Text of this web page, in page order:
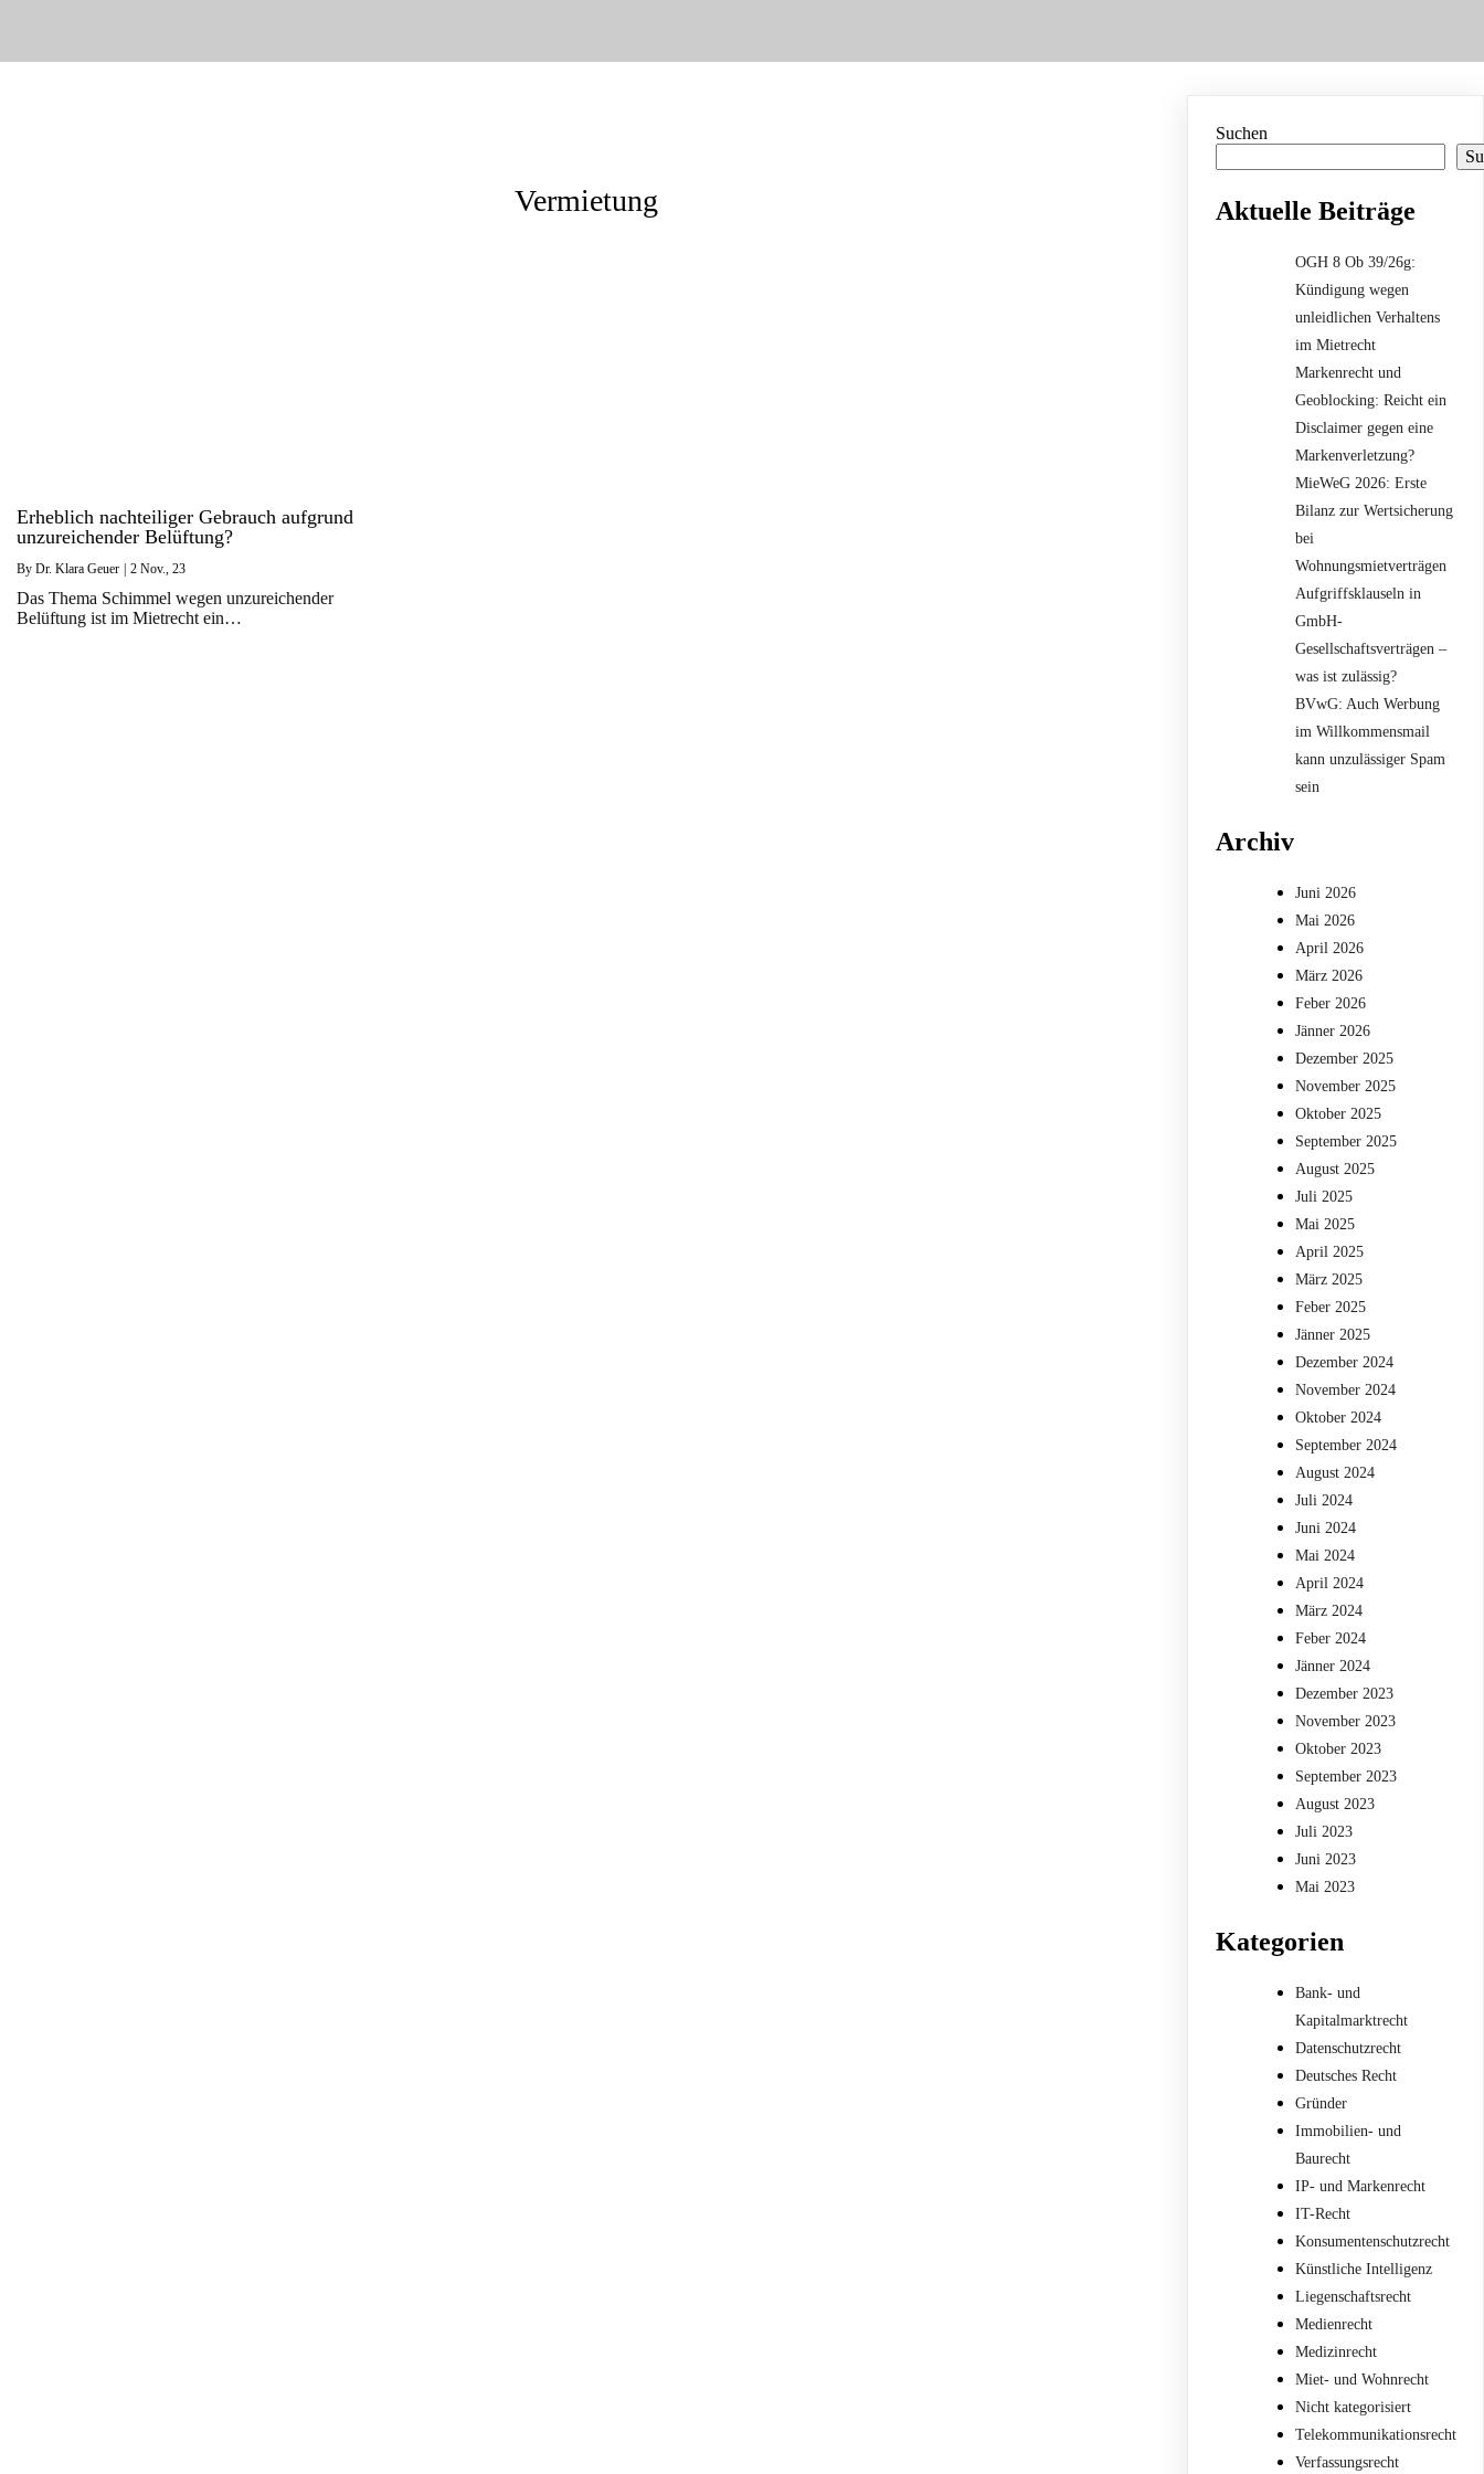
Vermietung
Erheblich nachteiliger Gebrauch aufgrund
unzureichender Belüftung?
By Dr. Klara Geuer | 2 Nov., 23
Das Thema Schimmel wegen unzureichender
Belüftung ist im Mietrecht ein…
Suchen
Aktuelle Beiträge
OGH 8 Ob 39/26g:
Kündigung wegen
unleidlichen Verhaltens
im Mietrecht
Markenrecht und
Geoblocking: Reicht ein
Disclaimer gegen eine
Markenverletzung?
MieWeG 2026: Erste
Bilanz zur Wertsicherung
bei
Wohnungsmietverträgen
Aufgriffsklauseln in
GmbH-
Gesellschaftsverträgen –
was ist zulässig?
BVwG: Auch Werbung
im Willkommensmail
kann unzulässiger Spam
sein
Archiv
Juni 2026
Mai 2026
April 2026
März 2026
Feber 2026
Jänner 2026
Dezember 2025
November 2025
Oktober 2025
September 2025
August 2025
Juli 2025
Mai 2025
April 2025
März 2025
Feber 2025
Jänner 2025
Dezember 2024
November 2024
Oktober 2024
September 2024
August 2024
Juli 2024
Juni 2024
Mai 2024
April 2024
März 2024
Feber 2024
Jänner 2024
Dezember 2023
November 2023
Oktober 2023
September 2023
August 2023
Juli 2023
Juni 2023
Mai 2023
Kategorien
Bank- und
Kapitalmarktrecht
Datenschutzrecht
Deutsches Recht
Gründer
Immobilien- und
Baurecht
IP- und Markenrecht
IT-Recht
Konsumentenschutzrecht
Künstliche Intelligenz
Liegenschaftsrecht
Medienrecht
Medizinrecht
Miet- und Wohnrecht
Nicht kategorisiert
Telekommunikationsrecht
Verfassungsrecht